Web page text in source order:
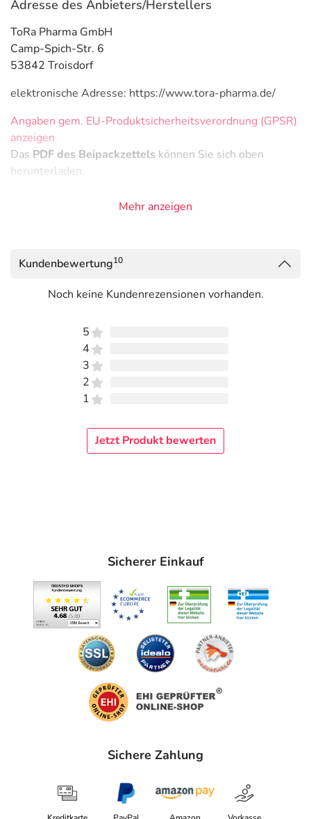
Adresse des Anbieters/Herstellers
ToRa Pharma GmbH
Camp-Spich-Str. 6
53842 Troisdorf
elektronische Adresse: https://www.tora-pharma.de/
Angaben gem. EU-Produktsicherheitsverordnung (GPSR)
anzeigen
Das PDF des Beipackzettels können Sie sich oben
herunterladen.
Mehr anzeigen
Kundenbewertung10
Noch keine Kundenrezensionen vorhanden.
5
4
3
2
1
Jetzt Produkt bewerten
Sicherer Einkauf
Sichere Zahlung